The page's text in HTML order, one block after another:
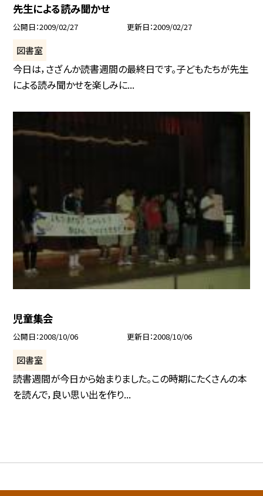
先生による読み聞かせ
公開日 2009/02/27 更新日 2009/02/27
図書室
今日は，さざんか読書週間の最終日です。子どもたちが先生
による読み聞かせを楽しみに...
児童集会
公開日 2008/10/06 更新日 2008/10/06
図書室
読書週間が今日から始まりました。この時期にたくさんの本
を読んで，良い思い出を作り...